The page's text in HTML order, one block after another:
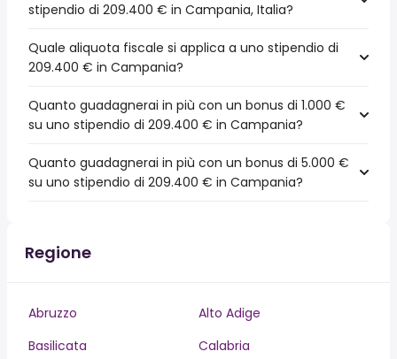
stipendio di 209.400 € in Campania, Italia?
Quale aliquota fiscale si applica a uno stipendio di
209.400 € in Campania?
Quanto guadagnerai in più con un bonus di 1.000 €
su uno stipendio di 209.400 € in Campania?
Quanto guadagnerai in più con un bonus di 5.000 €
su uno stipendio di 209.400 € in Campania?
Regione
Abruzzo
Alto Adige
Basilicata
Calabria